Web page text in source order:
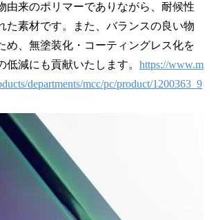
由来のポリマーでありながら、耐候性
た素材です。また、バランスの良い物
め、無塗装化・コーティングレス化を
低減にも貢献いたします。 https://www.m
departments/mcc/pc/product/1200363_9